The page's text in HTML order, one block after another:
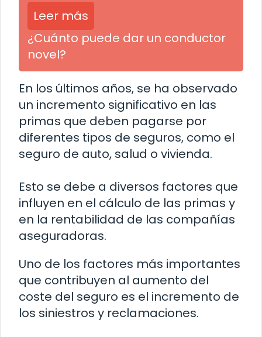
Leer más
¿Cuánto puede dar un conductor
novel?
En los últimos años, se ha observado
un incremento significativo en las
primas que deben pagarse por
diferentes tipos de seguros, como el
seguro de auto, salud o vivienda.
Esto se debe a diversos factores que
influyen en el cálculo de las primas y
en la rentabilidad de las compañías
aseguradoras.
Uno de los factores más importantes
que contribuyen al aumento del
coste del seguro es el incremento de
los siniestros y reclamaciones.